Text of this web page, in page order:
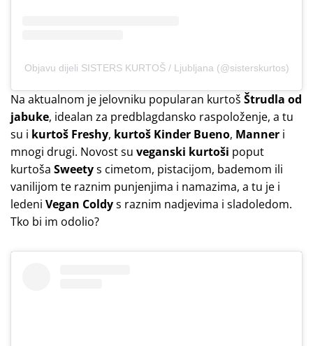
Objavu dijeli SISTERS KURTOŠ / Ljubljana (@sisterskurtos)
Na aktualnom je jelovniku popularan kurtoš Štrudla od
jabuke, idealan za predblagdansko raspoloženje, a tu
su i kurtoš Freshy, kurtoš Kinder Bueno, Manner i
mnogi drugi. Novost su veganski kurtoši poput
kurtoša Sweetys cimetom, pistacijom, bademom ili
vanilijom te raznim punjenjima i namazima, a tu je i
ledeni Vegan Coldys raznim nadjevima i sladoledom.
Tko bi im odolio?